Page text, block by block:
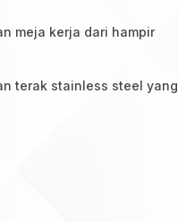
meja kerja dari hampir
terak stainless steel yang